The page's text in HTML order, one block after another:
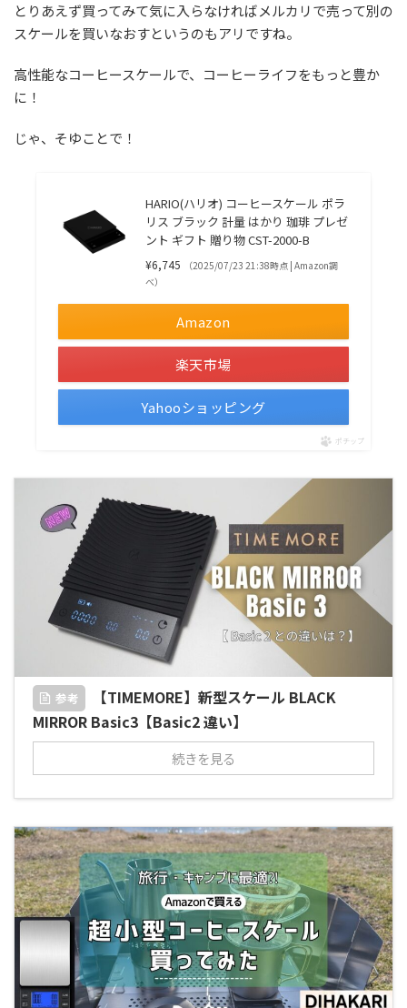
とりあえず買ってみて気に入らなければメルカリで売って別の
スケールを買いなおすというのもアリですね。
高性能なコーヒースケールで、コーヒーライフをもっと豊か
に！
じゃ、そゆことで！
HARIO(ハリオ) コーヒースケール ポラ
リス ブラック 計量 はかり 珈琲 プレゼ
ント ギフト 贈り物 CST-2000-B
¥6,745
（2025/07/23 21:38時点 | Amazon調
べ）
Amazon
楽天市場
Yahooショッピング
ポチップ
参考
【TIMEMORE】新型スケール BLACK
MIRROR Basic3【Basic2 違い】
続きを見る